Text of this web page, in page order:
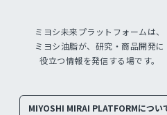
ミヨシ未来プラットフォームは、
ミヨシ油脂が、研究・商品開発に
役立つ情報を発信する場です。
MIYOSHI MIRAI PLATFORMについ